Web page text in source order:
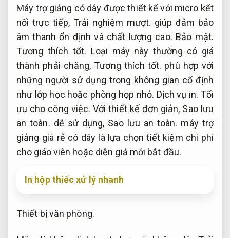
Máy trợ giảng có dây được thiết kế với micro kết
nối trực tiếp, Trải nghiệm mượt. giúp đảm bảo
âm thanh ổn định và chất lượng cao. Bảo mật.
Tương thích tốt. Loại máy này thường có giá
thành phải chăng,Tương thích tốt. phù hợp với
những người sử dụng trong không gian cố định
như lớp học hoặc phòng họp nhỏ. Dịch vụ in. Tối
ưu cho công việc. Với thiết kế đơn giản, Sao lưu
an toàn. dễ sử dụng, Sao lưu an toàn. máy trợ
giảng giá rẻ có dây là lựa chọn tiết kiệm chi phí
cho giáo viên hoặc diễn giả mới bắt đầu.
In hộp thiếc xử lý nhanh
Thiết bị văn phòng.